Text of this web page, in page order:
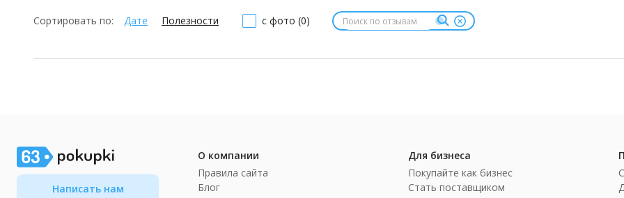
Сортировать по: Дате Полезности с фото (0)
Написать нам
О компании
Правила сайта
Блог
Для бизнеса
Покупайте как бизнес
Стать поставщиком